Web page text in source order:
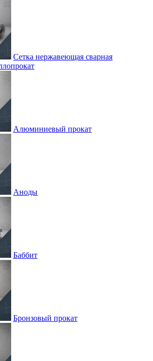
Сетка нержавеющая сварная
Алюминиевый прокат
Аноды
Баббит
Бронзовый прокат